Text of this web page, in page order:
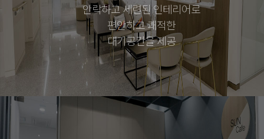
안락하고 세련된 인테리어로
편안하고 쾌적한
대기공간을 제공